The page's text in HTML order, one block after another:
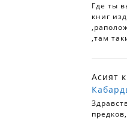
Где ты
книг
,там
Асият к